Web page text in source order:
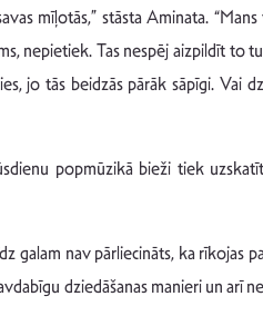
mīļotās,” stāsta Aminata.
nepietiek. Tas nespēj aizpildīt to
jo tās beidzās pārāk sāpīgi. Vai
popmūzikā bieži tiek
galam nav pārliecināts, ka rīkojas
dziedāšanas manieri un arī